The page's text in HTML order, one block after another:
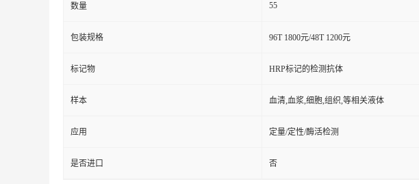
数量 55
包装规格 96T 1800元/48T 1200元
标记物 HRP标记的检测抗体
样本 血清,血浆,细胞,组织,等相关液体
应用 定量/定性/酶活检测
是否进口 否